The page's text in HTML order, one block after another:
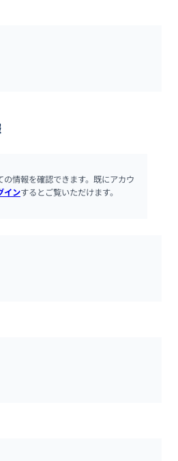
の情報を確認できます。既にアカウ
インするとご覧いただけます。